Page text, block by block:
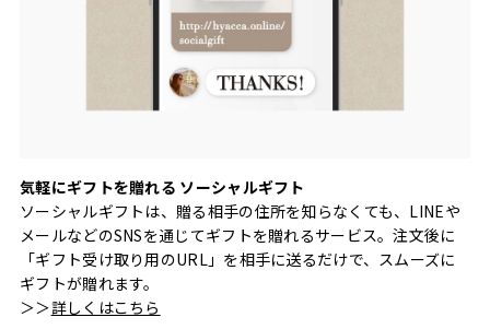
気軽にギフトを贈れる ソーシャルギフト
ソーシャルギフトは、贈る相手の住所を知らなくても、LINEや
メールなどのSNSを通じてギフトを贈れるサービス。注文後に
「ギフト受け取り用のURL」を相手に送るだけで、スムーズに
ギフトが贈れます。
＞＞詳しくはこちら